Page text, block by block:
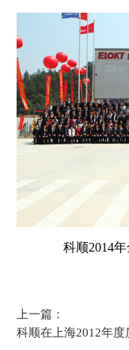
科顺2014
上一篇：
科顺在上海2012年